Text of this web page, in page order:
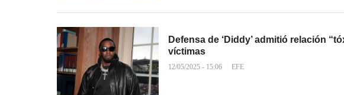
Defensa de ‘Diddy’ admitió relación
víctimas
12/05/2025 - 15:06 EFE